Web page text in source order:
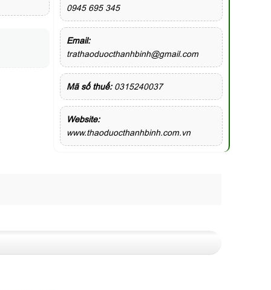
0945 695 345
Email:
trathaoduocthanhbinh@gmail.com
Mã số thuế: 0315240037
Website:
www.thaoduocthanhbinh.com.vn